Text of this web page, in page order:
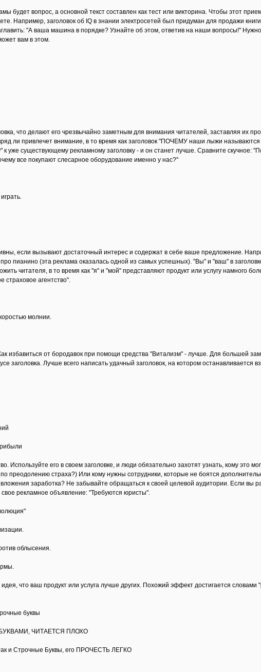
будет вопрос, а основной текст составлен как тест или викторина. Чтобы этот
Например, заголовок об IQ в знании электросетей был придуман для продажи
"А ваша машина в порядке? Узнайте об этом, ответив на наши вопросы!"
вам в этом.
что делают его чрезвычайно заметным для внимания читателей, заставляя их
ли привлечет внимание, в то время как заголовок "ПОЧЕМУ наши лыжи называются
уже существующему рекламному заголовку - и он станет лучше. Сравните скучное:
все покупают слесарное оборудование именно у нас?"
если вызывают достаточный интерес и содержат в себе ваше предложение.
пианино (эта реклама оказалась одной из самых успешных). "Вы" и "ваш" в
читателя, в то время как "я" и "мой" представляют продукт или услугу намного
страховое агентство".
молнии.
избавиться от бородавок при помощи средства "Витализм" - лучше. Для большей
Лучше всего написать удачный заголовок, на котором останавливается
Используйте его в своем заголовке, и люди обязательно захотят узнать, кому это
преодолению страха?) Или кому нужны сотрудники, которые не боятся
заработка? Не забывайте обращаться к своей целевой аудитории. Если вы
рекламное объявление: "Требуются юристы".
облысения.
что ваш продукт или услуга лучше других. Похожий эффект достигается
буквы
ЧИТАЕТСЯ ПЛОХО
и Строчные Буквы, его ПРОЧЕСТЬ ЛЕГКО